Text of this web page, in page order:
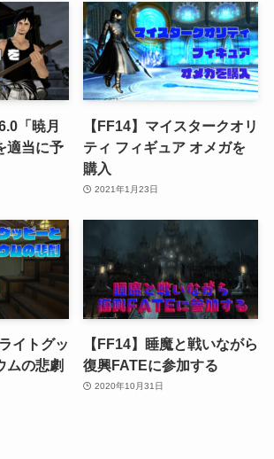
「暁月
適当に予
【FF14】マイスタークオリ
ティ フィギュア オメガを
購入
2021年1月23日
イトグッ
ムの悲劇
【FF14】睡魔と戦いながら
復興FATEに参加する
2020年10月31日